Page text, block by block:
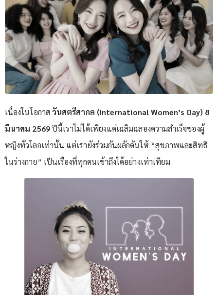
เนื่องในโอกาสวันสตรีสากล (International Women’s Day) 8
มีนาคม 2569ปีนี้เราไม่ได้เพียงแค่เฉลิมฉลองความสำเร็จของผู้
หญิงทั่วโลกเท่านั้น แต่เรายังร่วมกันผลักดันให้ “สุขภาพและสิทธิ
ในร่างกาย” เป็นเรื่องที่ทุกคนเข้าถึงได้อย่างเท่าเทียม